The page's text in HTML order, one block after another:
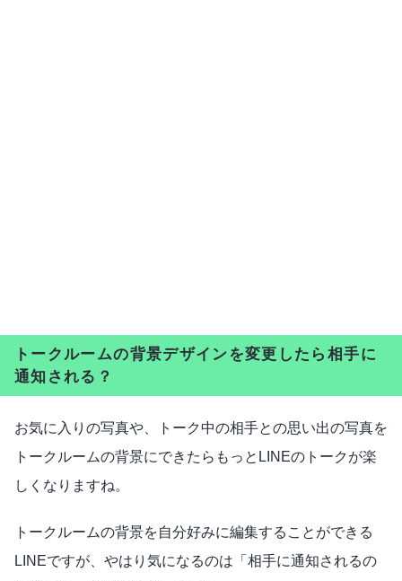
トークルームの背景デザインを変更したら相手に
通知される？
お気に入りの写真や、トーク中の相手との思い出の写真を
トークルームの背景にできたらもっとLINEのトークが楽
しくなりますね。
トークルームの背景を自分好みに編集することができる
LINEですが、やはり気になるのは「相手に通知されるの